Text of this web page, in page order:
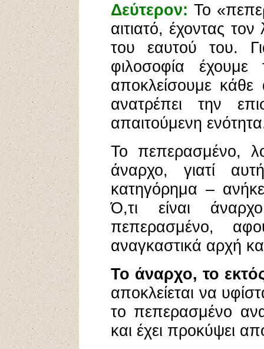
Δεύτερον: Το
αιτιατό, έχοντας
του εαυτού του.
φιλοσοφία
αποκλείσουμε
ανατρέπει την
απαιτούμενη
Το πεπερασμένο,
άναρχο, γιατί
κατηγόρημα –
Ό,τι είναι
πεπερασμένο,
αναγκαστικά αρχή
Το άναρχο, το
αποκλείεται να
το πεπερασμένο
και έχει προκύψει